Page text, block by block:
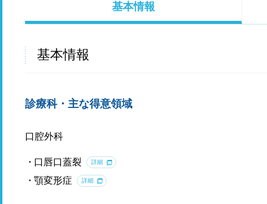
基本情報
基本情報
診療科・主な得意領域
口腔外科
口唇口蓋裂 詳細
顎変形症 詳細